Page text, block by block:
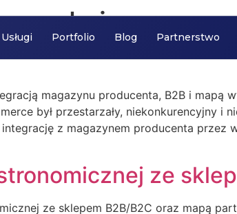
Usługi Portfolio Blog Partnerstwo
sekcje
magazynu producenta, B2B i mapą
był przestarzały, niekonkurencyjny i
z magazynem producenta przez
ze
ze sklepem B2B/B2C oraz mapą